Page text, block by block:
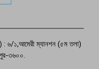
সংগঠনের শোক
: ৬/১,আমেরী ম্যানশন (৫ম তলা)
৩৬০০.